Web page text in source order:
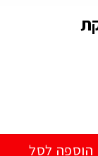
הוספה לסל